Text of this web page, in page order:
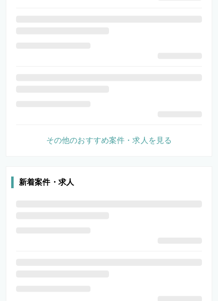
その他のおすすめ案件・求人を見る
新着案件・求人